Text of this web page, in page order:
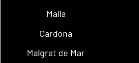
Malla
Cardona
Malgrat de Mar